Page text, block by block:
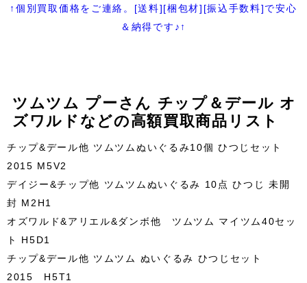
↑個別買取価格をご連絡。[送料][梱包材][振込手数料]で安心
＆納得です♪↑
ツムツム プーさん チップ＆デール オ
ズワルドなどの高額買取商品リスト
チップ&デール他 ツムツムぬいぐるみ10個 ひつじセット
2015 M5V2
デイジー&チップ他 ツムツムぬいぐるみ 10点 ひつじ 未開
封 M2H1
オズワルド&アリエル&ダンボ他 ツムツム マイツム40セッ
ト H5D1
チップ&デール他 ツムツム ぬいぐるみ ひつじセット
2015 H5T1